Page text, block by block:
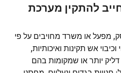
להתקין מערכת
מפעל או משרד מחויבים על פי
אש תקינות ואיכותיות,
יותר או שמקומות בהם